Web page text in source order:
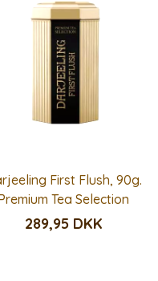
First Flush, 90g.
Tea Selection
289,95 DKK